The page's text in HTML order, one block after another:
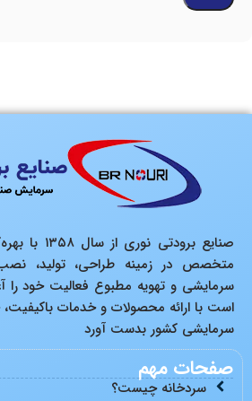
صنایع
متخصص در زمینه طراحی، تولید، نصب
سرمایشی و تهویه مطبوع فعالیت خود را
است با ارائه محصولات و خدمات
سرمایشی کشور بدست آورد
صفحات مهم
سردخانه چیست؟